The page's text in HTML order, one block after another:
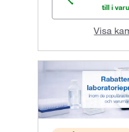
till i
Visa